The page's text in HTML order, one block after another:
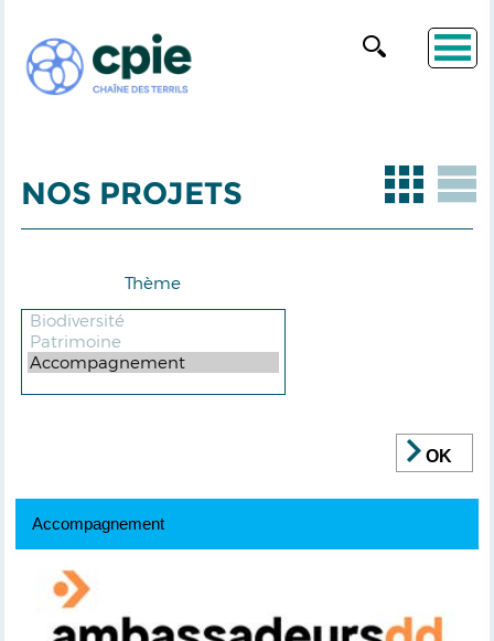
NOS PROJETS
Thème
OK
Accompagnement